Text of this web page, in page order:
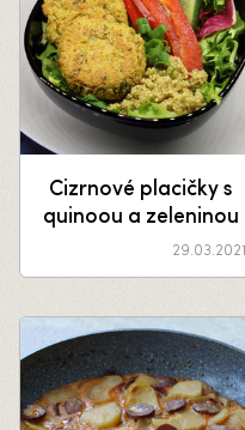
Cizrnové placičky s
quinoou a zeleninou
29.03.2021